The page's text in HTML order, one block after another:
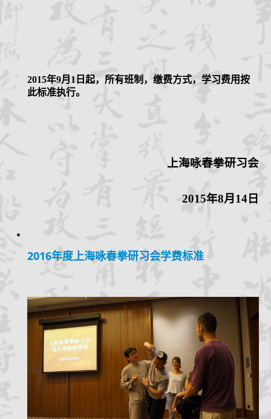
2015年9月 1 日起，所有班制，缴费方式，学习费用按
此标准执行。
上海咏春拳研习会
2015年8月 14 日
2016年度上海咏春拳研习会学费标准